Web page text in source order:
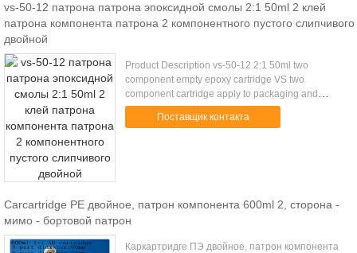
vs-50-12 патрона патрона эпоксидной смолы 2:1 50ml 2 клей
патрона компонента патрона 2 компонентного пустого слипчивого
двойной
Product Description vs-50-12 2:1 50ml two
component empty epoxy cartridge VS two
component cartridge apply to packaging and
storage two-component liquid, With glue gun use,
match with VMA and VMC static mixer, ...
Поставщик контакта
Carcartridge PE двойное, патрон компонента 600ml 2, сторона -
мимо - бортовой патрон
Каркартридге ПЭ двойное, патрон компонента